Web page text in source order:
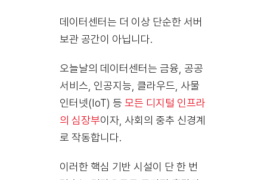
데이터센터는 더 이상 단순한 서버
보관 공간이 아닙니다.
오늘날의 데이터센터는 금융, 공공
서비스, 인공지능, 클라우드, 사물
인터넷(IoT) 등 모든 디지털 인프라
의 심장부이자, 사회의 중추 신경계
로 작동합니다.
이러한 핵심 기반 시설이 단 한 번